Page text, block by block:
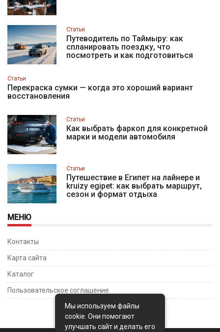
Статьи
Путеводитель по Таймыру: как
спланировать поездку, что
посмотреть и как подготовиться
Статьи
Перекраска сумки — когда это хороший вариант
восстановления
Статьи
Как выбрать фаркоп для конкретной
марки и модели автомобиля
Статьи
Путешествие в Египет на лайнере и
kruizy egipet: как выбрать маршрут,
сезон и формат отдыха
МЕНЮ
Контакты
Карта сайта
Каталог
Пользовательское соглашение
Мы используем файлы
cookie. Они помогают
улучшать сайт и делать его